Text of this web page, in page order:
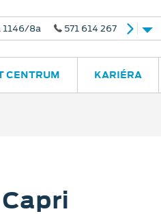
1146/8a 571 614 267
CENTRUM KARIÉRA